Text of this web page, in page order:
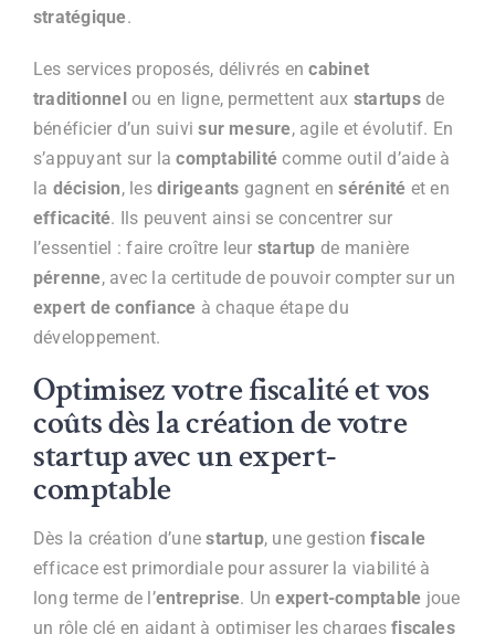
stratégique.
Les services proposés, délivrés encabinet
traditionnel ou en ligne, permettent aux startupsde
bénéficier d’un suivisur mesure, agile et évolutif. En
s’appuyant sur lacomptabilité comme outil d’aide à
la décision, lesdirigeants gagnent ensérénité et en
efficacité. Ils peuvent ainsi se concentrer sur
l’essentiel : faire croître leur startup de manière
pérenne, avec la certitude de pouvoir compter sur un
expert de confiance à chaque étape du
développement.
Optimisez votre fiscalité et vos
coûts dès la création de votre
startup avec un expert-
comptable
Dès la création d’unestartup, une gestionfiscale
efficace est primordiale pour assurer la viabilité à
long terme de l’entreprise. Unexpert-comptable joue
un rôle clé en aidant à optimiser les chargesfiscales